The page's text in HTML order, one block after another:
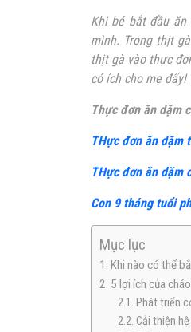
Khi bé bắt đầu
mình. Trong thịt
thịt gà vào thực
có ích cho mẹ đấy!
Thực đơn ăn dặm
THực đơn ăn dặm
THực đơn ăn dặm
Con 9 tháng tuổi
Mục lục
1. Khi nào có thể
2. 5 lợi ích của
2.1. Phát triển
2.2. Cải thiện